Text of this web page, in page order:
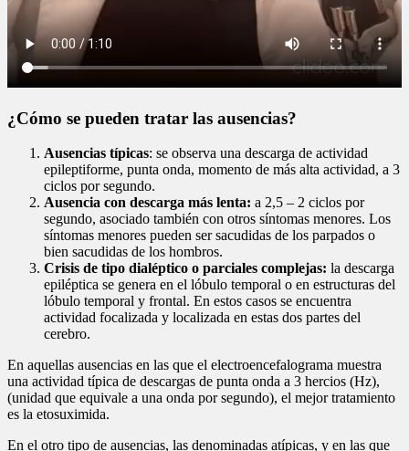
¿Cómo se pueden tratar las ausencias?
Ausencias típicas: se observa una descarga de actividad
epileptiforme, punta onda, momento de más alta actividad, a 3
ciclos por segundo.
Ausencia con descarga más lenta: a 2,5 – 2 ciclos por
segundo, asociado también con otros síntomas menores. Los
síntomas menores pueden ser sacudidas de los parpados o
bien sacudidas de los hombros.
Crisis de tipo dialéptico o parciales complejas: la descarga
epiléptica se genera en el lóbulo temporal o en estructuras del
lóbulo temporal y frontal. En estos casos se encuentra
actividad focalizada y localizada en estas dos partes del
cerebro.
En aquellas ausencias en las que el electroencefalograma muestra
una actividad típica de descargas de punta onda a 3 hercios (Hz),
(unidad que equivale a una onda por segundo), el mejor tratamiento
es la etosuximida.
En el otro tipo de ausencias, las denominadas atípicas, y en las que